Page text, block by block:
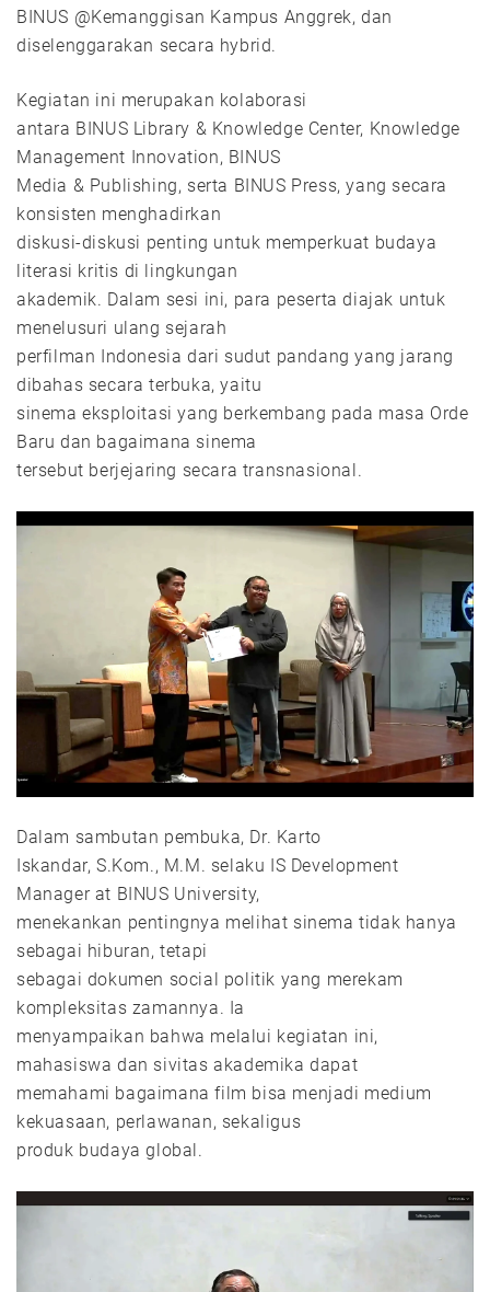
BINUS @Kemanggisan Kampus Anggrek, dan
diselenggarakan secara hybrid.
Kegiatan ini merupakan kolaborasi
antara BINUS Library & Knowledge Center, Knowledge
Management Innovation, BINUS
Media & Publishing, serta BINUS Press, yang secara
konsisten menghadirkan
diskusi-diskusi penting untuk memperkuat budaya
literasi kritis di lingkungan
akademik. Dalam sesi ini, para peserta diajak untuk
menelusuri ulang sejarah
perfilman Indonesia dari sudut pandang yang jarang
dibahas secara terbuka, yaitu
sinema eksploitasi yang berkembang pada masa Orde
Baru dan bagaimana sinema
tersebut berjejaring secara transnasional.
Dalam sambutan pembuka, Dr. Karto
Iskandar, S.Kom., M.M. selaku IS Development
Manager at BINUS University,
menekankan pentingnya melihat sinema tidak hanya
sebagai hiburan, tetapi
sebagai dokumen social politik yang merekam
kompleksitas zamannya. Ia
menyampaikan bahwa melalui kegiatan ini,
mahasiswa dan sivitas akademika dapat
memahami bagaimana film bisa menjadi medium
kekuasaan, perlawanan, sekaligus
produk budaya global.